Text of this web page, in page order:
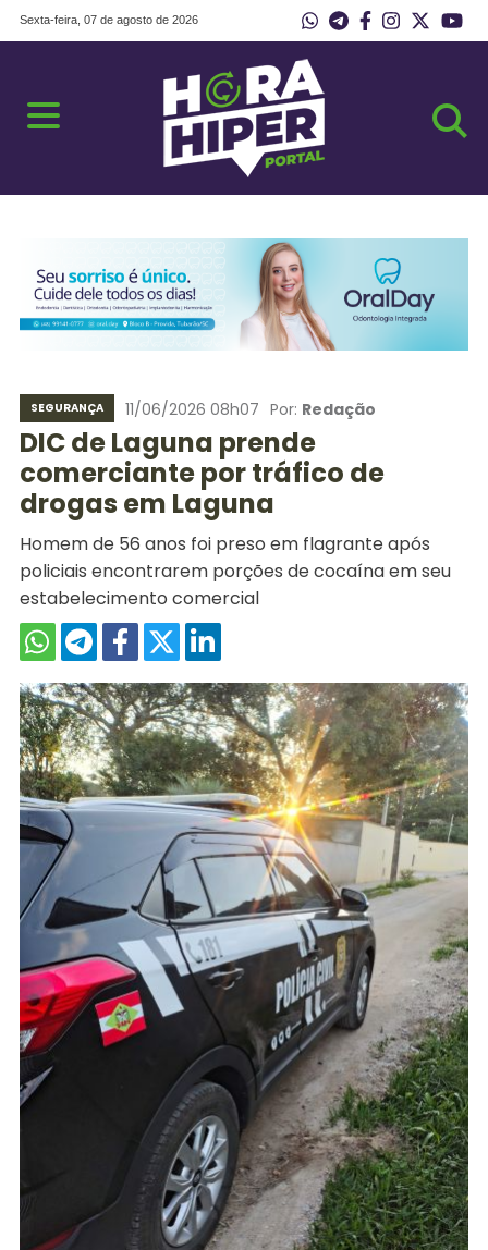
Sexta-feira, 07 de agosto de 2026
SEGURANÇA 11/06/2026 08h07 Por: Redação
DIC de Laguna prende
comerciante por tráfico de
drogas em Laguna
Homem de 56 anos foi preso em flagrante após
policiais encontrarem porções de cocaína em seu
estabelecimento comercial